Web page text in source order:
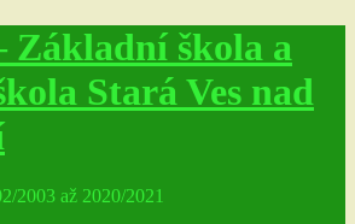
Základní škola a
Stará Ves nad
2003 až 2020/2021